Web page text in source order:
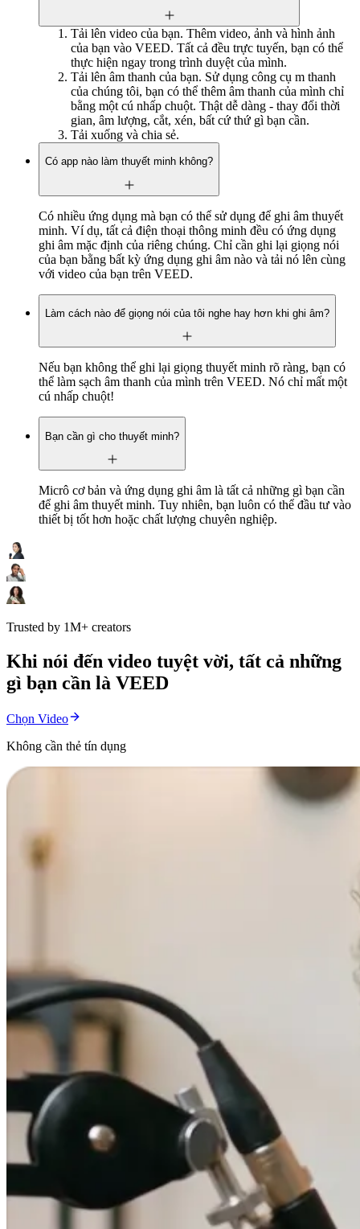
Tải lên video của bạn. Thêm video, ảnh và hình ảnh
của bạn vào VEED. Tất cả đều trực tuyến, bạn có thể
thực hiện ngay trong trình duyệt của mình.
Tải lên âm thanh của bạn. Sử dụng công cụ m thanh
của chúng tôi, bạn có thể thêm âm thanh của mình chỉ
bằng một cú nhấp chuột. Thật dễ dàng - thay đổi thời
gian, âm lượng, cắt, xén, bất cứ thứ gì bạn cần.
Tải xuống và chia sẻ.
Có app nào làm thuyết minh không?
Có nhiều ứng dụng mà bạn có thể sử dụng để ghi âm thuyết
minh. Ví dụ, tất cả điện thoại thông minh đều có ứng dụng
ghi âm mặc định của riêng chúng. Chỉ cần ghi lại giọng nói
của bạn bằng bất kỳ ứng dụng ghi âm nào và tải nó lên cùng
với video của bạn trên VEED.
Làm cách nào để giọng nói của tôi nghe hay hơn khi ghi âm?
Nếu bạn không thể ghi lại giọng thuyết minh rõ ràng, bạn có
thể làm sạch âm thanh của mình trên VEED. Nó chỉ mất một
cú nhấp chuột!
Bạn cần gì cho thuyết minh?
Micrô cơ bản và ứng dụng ghi âm là tất cả những gì bạn cần
để ghi âm thuyết minh. Tuy nhiên, bạn luôn có thể đầu tư vào
thiết bị tốt hơn hoặc chất lượng chuyên nghiệp.
Trusted by 1M+ creators
Khi nói đến video tuyệt vời, tất cả những
gì bạn cần là VEED
Chọn Video
Không cần thẻ tín dụng